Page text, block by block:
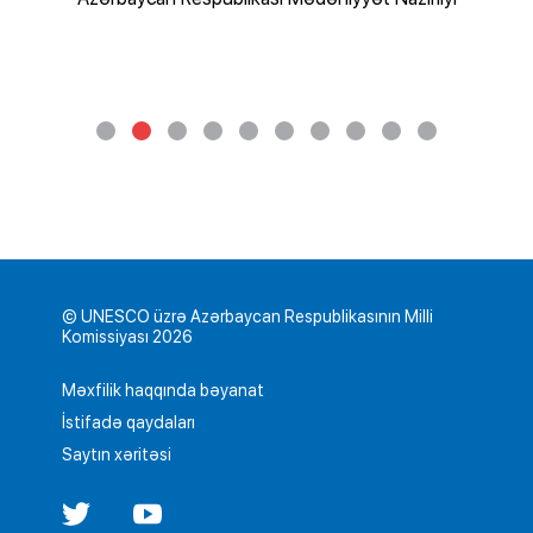
© UNESCO üzrə Azərbaycan Respublikasının Milli
Komissiyası 2026
Məxfilik haqqında bəyanat
İstifadə qaydaları
Saytın xəritəsi